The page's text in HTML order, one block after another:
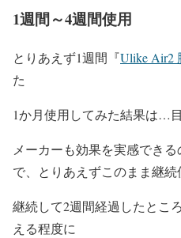
1週間～4週間使用
とりあえず1週間『Ulike Air2
た
1か月使用してみた結果は…
メーカーも効果を実感でき
で、とりあえずこのまま継
継続して2週間経過したとこ
える程度に